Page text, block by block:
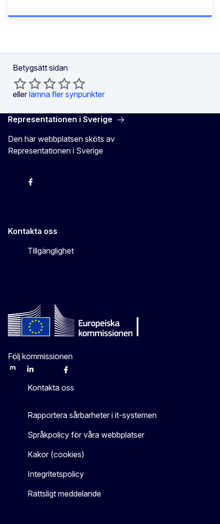
Betygsätt sidan
eller lämna fler synpunkter
Representationen i Sverige
Den här webbplatsen sköts av
Representationen i Sverige
EU-kommissionen i Sveriges Twitter
EU-kommissionen i Sveriges Facebook
Kontakta oss
Tillgänglighet
Följ kommissionen
MastodonLinkedInBlueskyFacebook
Kontakta oss
Rapportera sårbarheter i it-systemen
Språkpolicy för våra webbplatser
Kakor (cookies)
Integritetspolicy
Rättsligt meddelande